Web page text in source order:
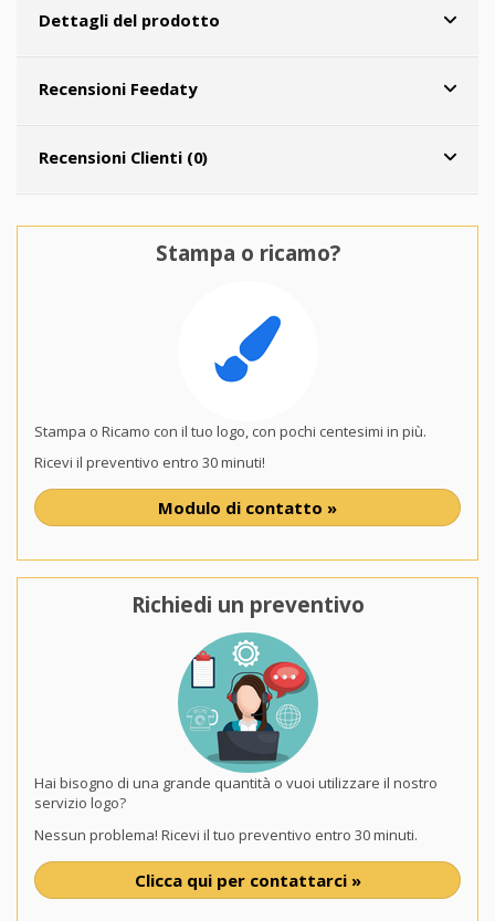
Dettagli del prodotto
Recensioni Feedaty
Recensioni Clienti (0)
Stampa o ricamo?
Stampa o Ricamo con il tuo logo, con pochi centesimi in più.
Ricevi il preventivo entro 30 minuti!
Modulo di contatto »
Richiedi un preventivo
Hai bisogno di una grande quantità o vuoi utilizzare il nostro
servizio logo?
Nessun problema! Ricevi il tuo preventivo entro 30 minuti.
Clicca qui per contattarci »